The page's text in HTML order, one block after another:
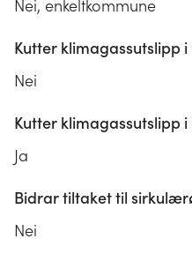
Nei, enkeltkommune
Kutter klimagassutslipp
Nei
Kutter klimagassutslipp
Ja
Bidrar tiltaket til
Nei